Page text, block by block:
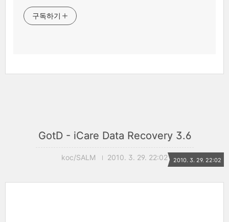
구독하기
GotD - iCare Data Recovery 3.6
koc/SALM 2010. 3. 29. 22:02 2010. 3. 29. 22:02